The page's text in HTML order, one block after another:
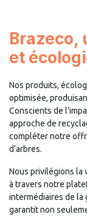
Brazeco,
et
Nos produits,
optimisée,
Conscients de
approche de
compléter notre
d’arbres.
Nous privilégions la
à travers notre
intermédiaires de
garantit non